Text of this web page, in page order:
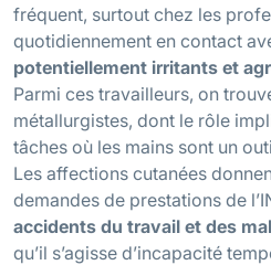
fréquent, surtout chez les
quotidiennement en contact
potentiellement irritants et
Parmi ces travailleurs, on
métallurgistes, dont le rôle
tâches où les mains sont un
Les affections cutanées
demandes de prestations de
accidents du travail et des
qu’il s’agisse d’incapacité